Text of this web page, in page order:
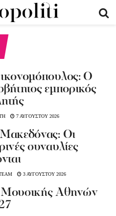
Ο
εμπορικός
7 ΑΥΓΟΥΣΤΟΥ 2026
Οι
συναυλίες
3 ΑΥΓΟΥΣΤΟΥ 2026
Αθηνών